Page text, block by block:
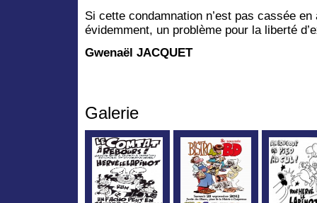
Si cette condamnation n’est pas cassée
évidemment, un problème pour la liberté
Gwenaël JACQUET
Galerie